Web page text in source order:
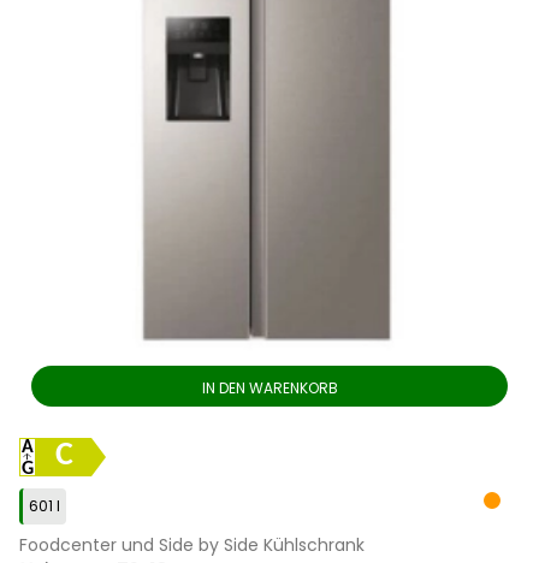
IN DEN WARENKORB
C
601 l
Foodcenter und Side by Side Kühlschrank